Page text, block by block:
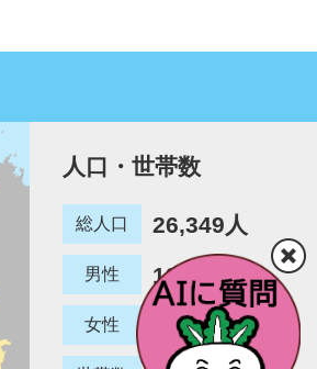
人口・世帯数
総人口 26,349人
男性 12,780人
女性 13,569人